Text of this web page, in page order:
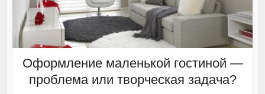
Оформление маленькой гостиной —
проблема или творческая задача?